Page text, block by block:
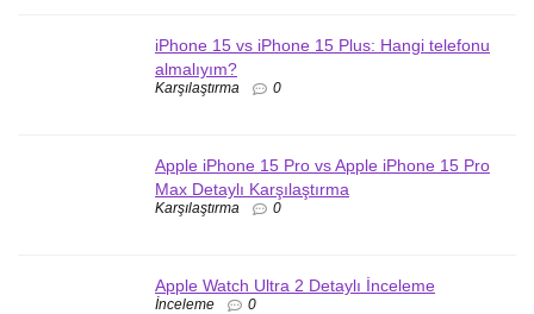
iPhone 15 vs iPhone 15 Plus: Hangi telefonu
almalıyım?
Karşılaştırma 0
Apple iPhone 15 Pro vs Apple iPhone 15 Pro
Max Detaylı Karşılaştırma
Karşılaştırma 0
Apple Watch Ultra 2 Detaylı İnceleme
İnceleme 0